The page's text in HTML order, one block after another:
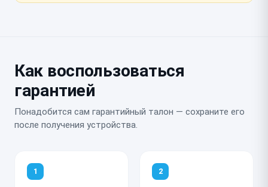
Как воспользоваться
гарантией
Понадобится сам гарантийный талон — сохраните его
после получения устройства.
1 2